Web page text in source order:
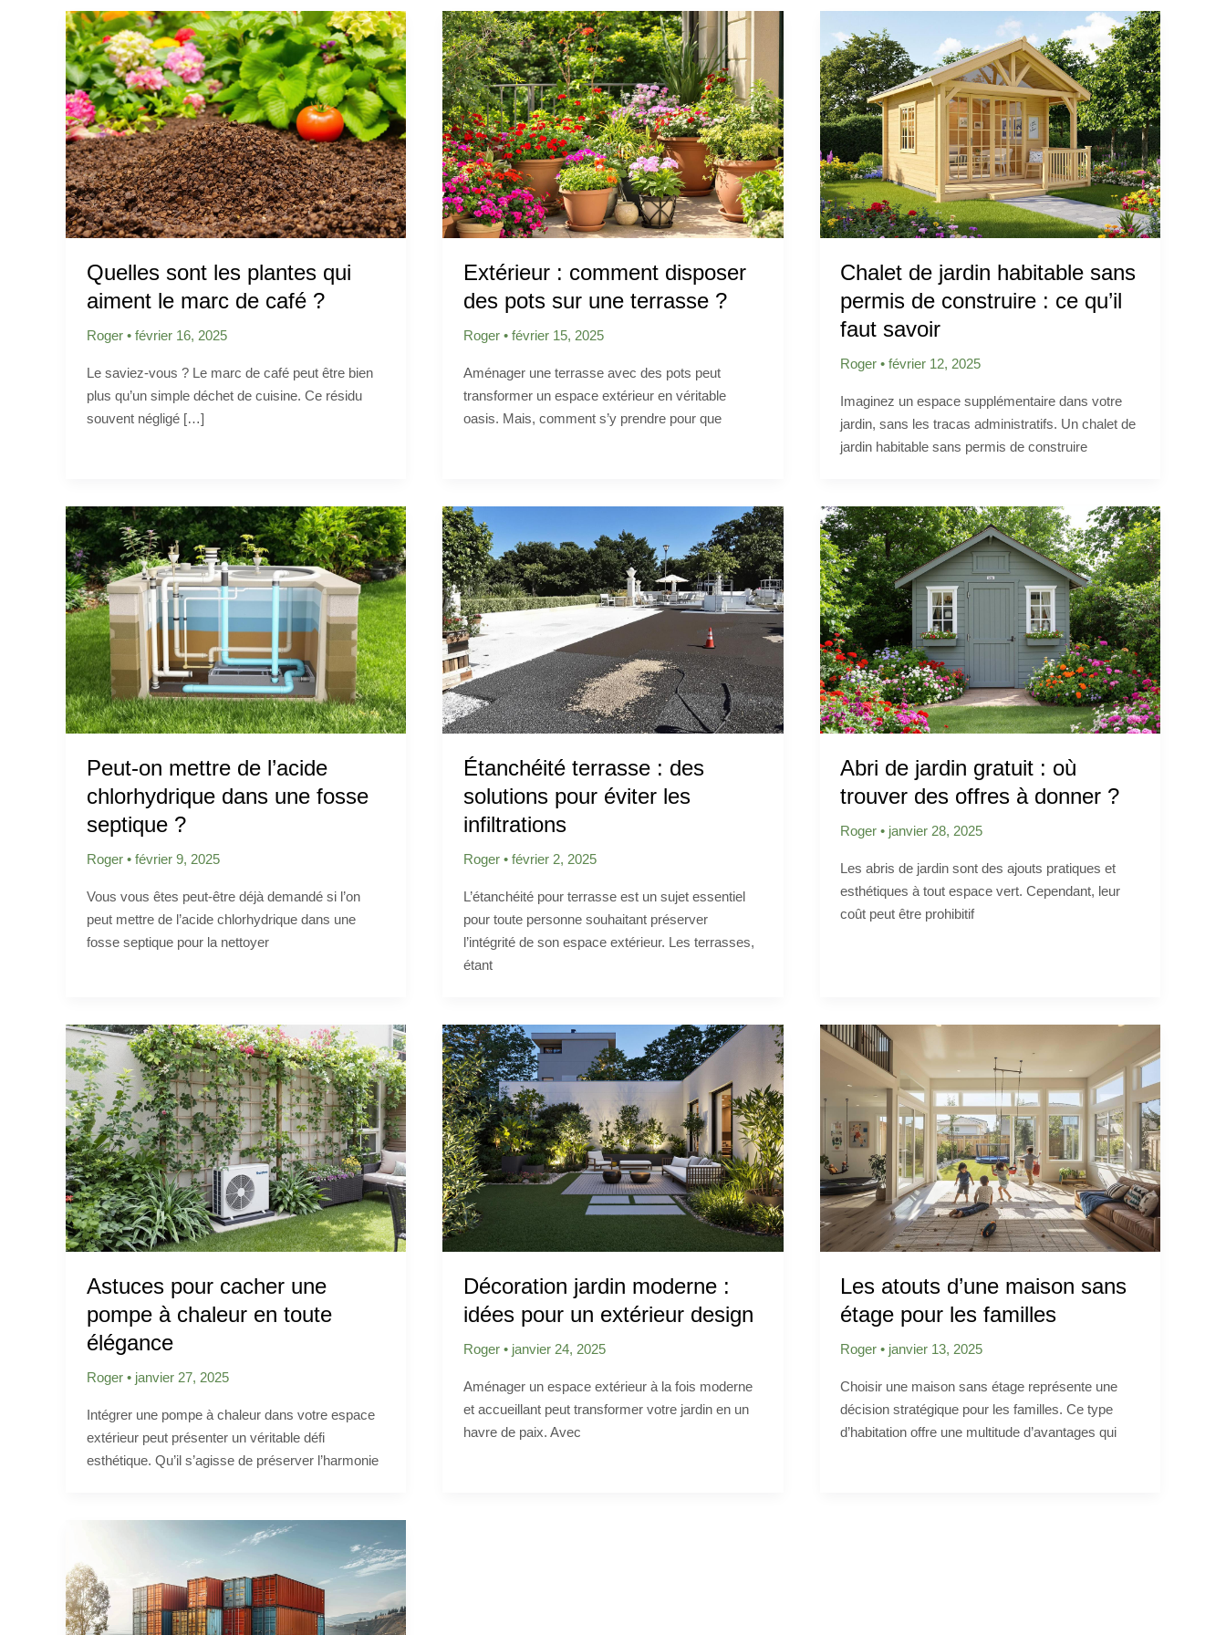
Quelles sont les plantes qui
aiment le marc de café ?
Roger • février 16, 2025
Le saviez-vous ? Le marc de café peut être bien
plus qu’un simple déchet de cuisine. Ce résidu
souvent négligé […]
Extérieur : comment disposer
des pots sur une terrasse ?
Roger • février 15, 2025
Aménager une terrasse avec des pots peut
transformer un espace extérieur en véritable
oasis. Mais, comment s’y prendre pour que
Chalet de jardin habitable sans
permis de construire : ce qu’il
faut savoir
Roger•février 12, 2025
Imaginez un espace supplémentaire dans votre
jardin, sans les tracas administratifs. Un chalet de
jardin habitable sans permis de construire
Peut-on mettre de l’acide
chlorhydrique dans une fosse
septique ?
Roger • février 9, 2025
Vous vous êtes peut-être déjà demandé si l’on
peut mettre de l’acide chlorhydrique dans une
fosse septique pour la nettoyer
Étanchéité terrasse : des
solutions pour éviter les
infiltrations
Roger • février 2, 2025
L’étanchéité pour terrasse est un sujet essentiel
pour toute personne souhaitant préserver
l’intégrité de son espace extérieur. Les terrasses,
étant
Abri de jardin gratuit : où
trouver des offres à donner ?
Roger• janvier 28, 2025
Les abris de jardin sont des ajouts pratiques et
esthétiques à tout espace vert. Cependant, leur
coût peut être prohibitif
Astuces pour cacher une
pompe à chaleur en toute
élégance
Roger • janvier 27, 2025
Intégrer une pompe à chaleur dans votre espace
extérieur peut présenter un véritable défi
esthétique. Qu’il s’agisse de préserver l’harmonie
Décoration jardin moderne :
idées pour un extérieur design
Roger • janvier 24, 2025
Aménager un espace extérieur à la fois moderne
et accueillant peut transformer votre jardin en un
havre de paix. Avec
Les atouts d’une maison sans
étage pour les familles
Roger• janvier 13, 2025
Choisir une maison sans étage représente une
décision stratégique pour les familles. Ce type
d’habitation offre une multitude d’avantages qui